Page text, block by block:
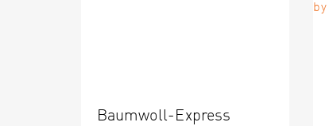
Baumwoll-Express